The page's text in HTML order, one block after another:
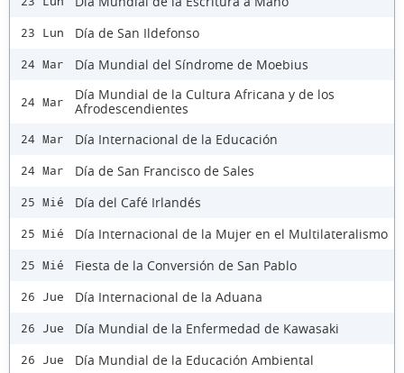
23 Lun Día de San Ildefonso
24 Mar Día Mundial del Síndrome de Moebius
24 Mar
Día Mundial de la Cultura Africana y de los
Afrodescendientes
24 Mar Día Internacional de la Educación
24 Mar Día de San Francisco de Sales
25 Mié Día del Café Irlandés
25 Mié Día Internacional de la Mujer en el Multilateralismo
25 Mié Fiesta de la Conversión de San Pablo
26 Jue Día Internacional de la Aduana
26 Jue Día Mundial de la Enfermedad de Kawasaki
26 Jue Día Mundial de la Educación Ambiental